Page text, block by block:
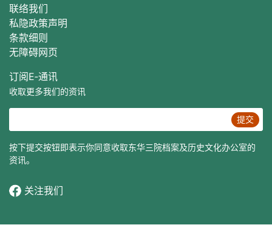
联络我们
私隐政策声明
条款细则
无障碍网页
订阅E‐通讯
收取更多我们的资讯
提交
按下提交按钮即表示你同意收取东华三院档案及历史文化办公室的
资讯。
关注我们